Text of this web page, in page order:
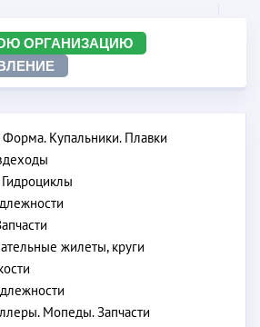
ОРГАНИЗАЦИЮ
Купальники. Плавки
жилеты, круги
Мопеды. Запчасти